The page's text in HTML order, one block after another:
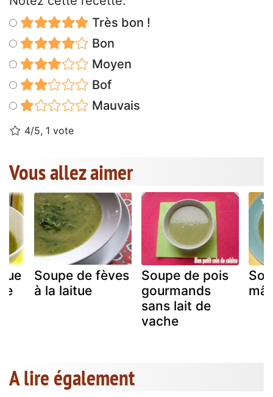
Très bon !
Bon
Moyen
Bof
Mauvais
4/5, 1 vote
Vous allez aimer
Soupe de fèves
à la laitue
Soupe de pois
gourmands
sans lait de
vache
A lire également